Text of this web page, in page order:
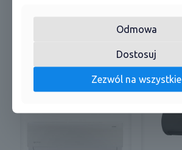
*wyświetlacz oczyszczania powietrza
Podobne produkty
Odmowa
Dostosuj
Zezwól na wszystkie